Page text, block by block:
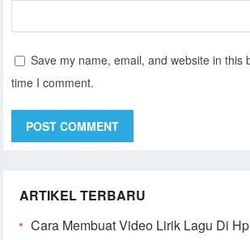
Save my name, email, and website in this
time I comment.
ARTIKEL TERBARU
Cara Membuat Video Lirik Lagu Di Hp